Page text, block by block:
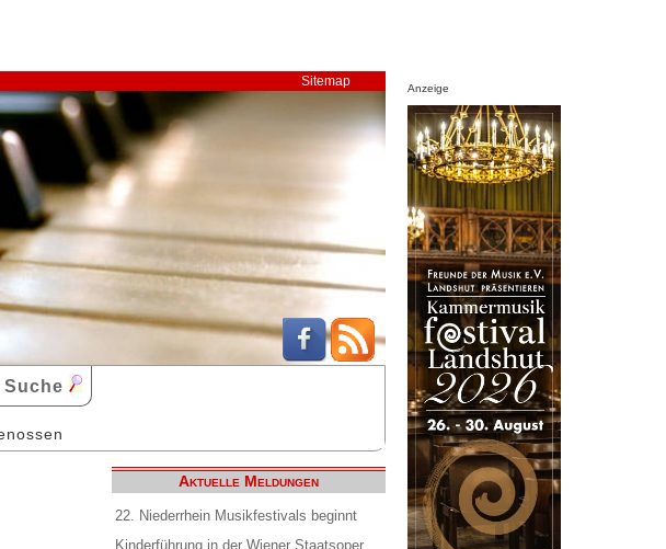
Sitemap
Suche
Aktuelle Meldungen
22. Niederrhein Musikfestivals beginnt
Kinderführung in der Wiener Staatsoper
Anzeige